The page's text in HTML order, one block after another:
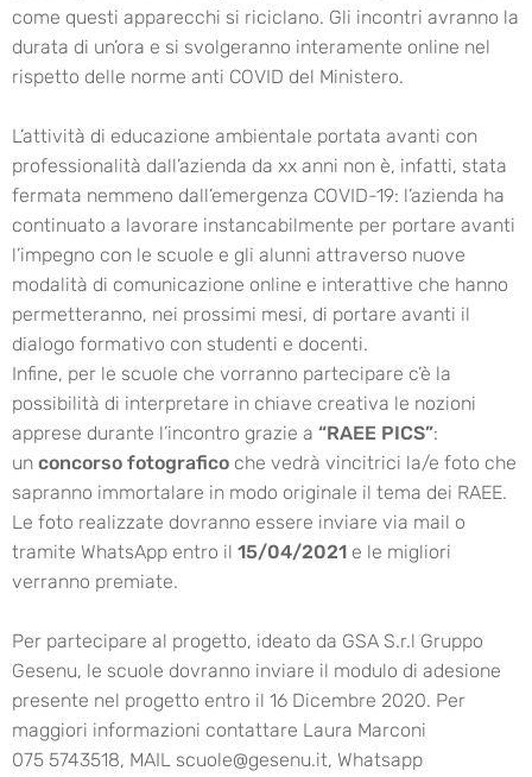
come questi apparecchi si riciclano. Gli incontri avranno la
durata di un’ora e si svolgeranno interamente online nel
rispetto delle norme anti COVID del Ministero.
L’attività di educazione ambientale portata avanti con
professionalità dall’azienda da xx anni non è, infatti, stata
fermata nemmeno dall’emergenza COVID-19: l’azienda ha
continuato a lavorare instancabilmente per portare avanti
l’impegno con le scuole e gli alunni attraverso nuove
modalità di comunicazione online e interattive che hanno
permetteranno, nei prossimi mesi, di portare avanti il
dialogo formativo con studenti e docenti.
Infine, per le scuole che vorranno partecipare c’è la
possibilità di interpretare in chiave creativa le nozioni
apprese durante l’incontro grazie a “RAEE PICS”:
un concorso fotografico che vedrà vincitrici la/e foto che
sapranno immortalare in modo originale il tema dei RAEE.
Le foto realizzate dovranno essere inviare via mail o
tramite WhatsApp entro il 15/04/2021 e le migliori
verranno premiate.
Per partecipare al progetto, ideato da GSA S.r.l Gruppo
Gesenu, le scuole dovranno inviare il modulo di adesione
presente nel progetto entro il 16 Dicembre 2020. Per
maggiori informazioni contattare Laura Marconi
075 5743518, MAIL scuole@gesenu.it, Whatsapp